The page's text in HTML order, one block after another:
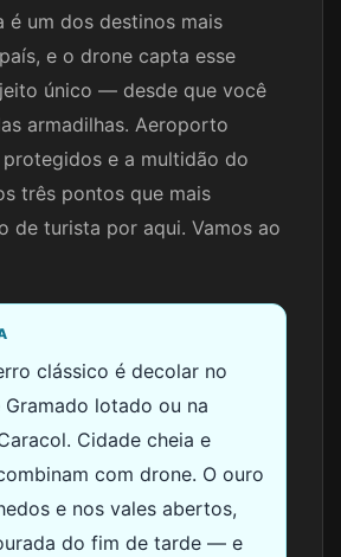
é um dos destinos mais
e o drone capta esse
único — desde que você
armadilhas. Aeroporto
e a multidão do
três pontos que mais
de turista por aqui. Vamos ao
clássico é decolar no
lotado ou na
Cidade cheia e
com drone. O ouro
e nos vales abertos,
do fim de tarde — e